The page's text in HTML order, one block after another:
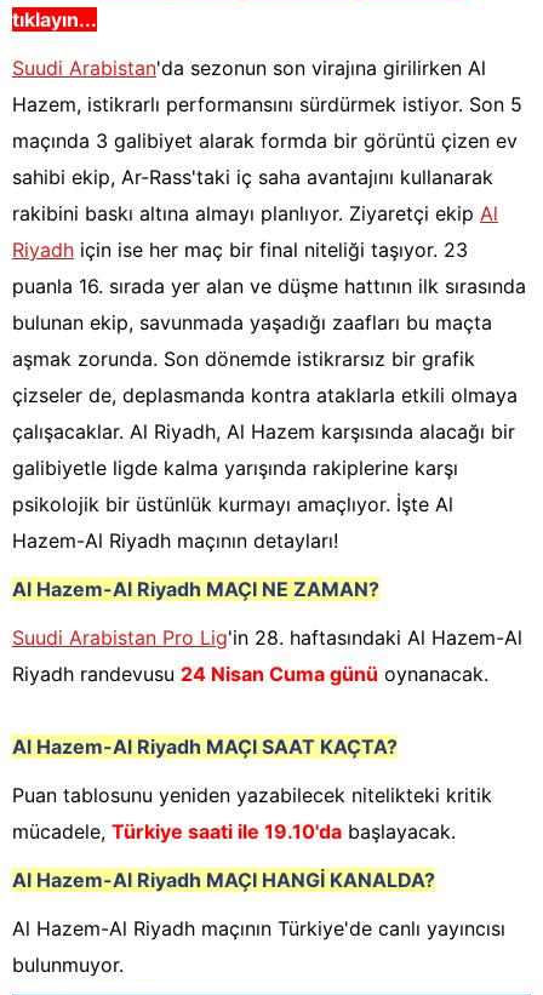
tıklayın...
Suudi Arabistan'da sezonun son virajına girilirken Al
Hazem, istikrarlı performansını sürdürmek istiyor. Son 5
maçında 3 galibiyet alarak formda bir görüntü çizen ev
sahibi ekip, Ar-Rass'taki iç saha avantajını kullanarak
rakibini baskı altına almayı planlıyor. Ziyaretçi ekip Al
Riyadh için ise her maç bir final niteliği taşıyor. 23
puanla 16. sırada yer alan ve düşme hattının ilk sırasında
bulunan ekip, savunmada yaşadığı zaafları bu maçta
aşmak zorunda. Son dönemde istikrarsız bir grafik
çizseler de, deplasmanda kontra ataklarla etkili olmaya
çalışacaklar. Al Riyadh, Al Hazem karşısında alacağı bir
galibiyetle ligde kalma yarışında rakiplerine karşı
psikolojik bir üstünlük kurmayı amaçlıyor. İşte Al
Hazem-Al Riyadh maçının detayları!
Al Hazem-Al Riyadh MAÇI NE ZAMAN?
Suudi Arabistan Pro Lig'in 28. haftasındaki Al Hazem-Al
Riyadh randevusu 24 Nisan Cuma günü oynanacak.
Al Hazem-Al Riyadh MAÇI SAAT KAÇTA?
Puan tablosunu yeniden yazabilecek nitelikteki kritik
mücadele, Türkiye saati ile 19.10'da başlayacak.
Al Hazem-Al Riyadh MAÇI HANGİ KANALDA?
Al Hazem-Al Riyadh maçının Türkiye'de canlı yayıncısı
bulunmuyor.